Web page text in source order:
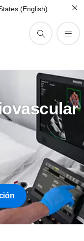
(English)